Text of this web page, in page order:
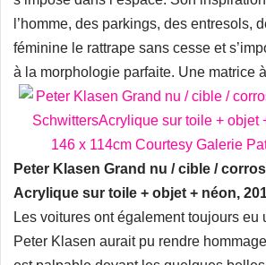
l’homme, des parkings, des
féminine le rattrape sans cesse et
à la morphologie parfaite. Une matrice
Peter Klasen Grand nu / cible /
Acrylique sur toile + objet + néon,
Les voitures ont également toujours
Peter Klasen aurait pu rendre